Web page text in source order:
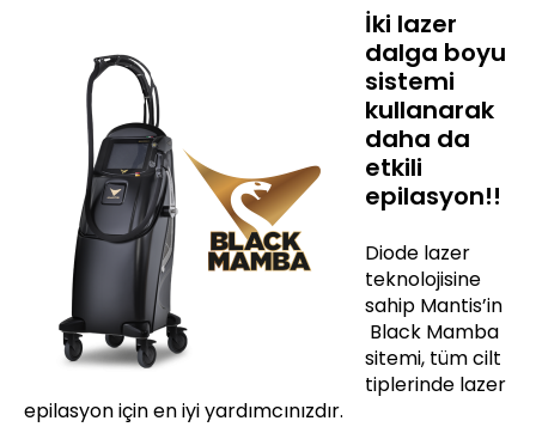
İki lazer
dalga boyu
sistemi
kullanarak
daha da
etkili
epilasyon!!
Diode lazer
teknolojisine
sahip Mantis’in
Black Mamba
sitemi, tüm cilt
tiplerinde lazer
epilasyon için en iyi yardımcınızdır.